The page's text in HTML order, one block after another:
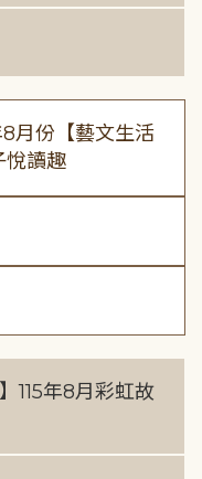
8月份【藝文生活
悅讀趣
115年8月彩虹故